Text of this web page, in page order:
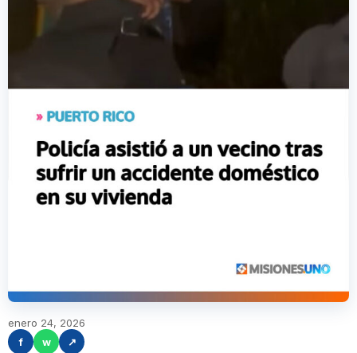
enero 24, 2026
f
w ↗